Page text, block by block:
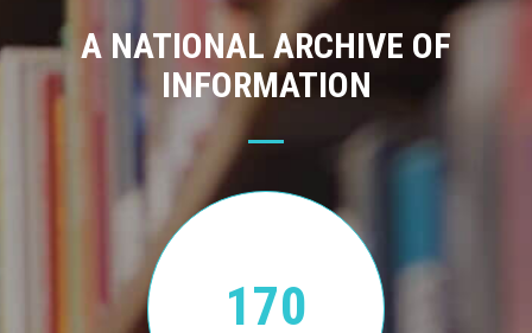
A NATIONAL ARCHIVE OF
INFORMATION
170